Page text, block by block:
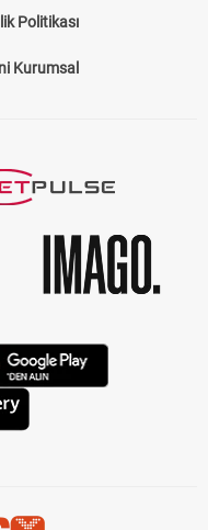
Politikası
Kurumsal